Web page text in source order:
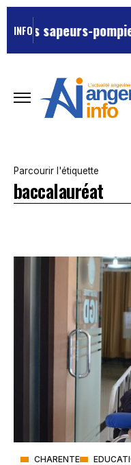
INFOpompiers du
Parcourir l'étiquette
baccalauréat
CHARENTE